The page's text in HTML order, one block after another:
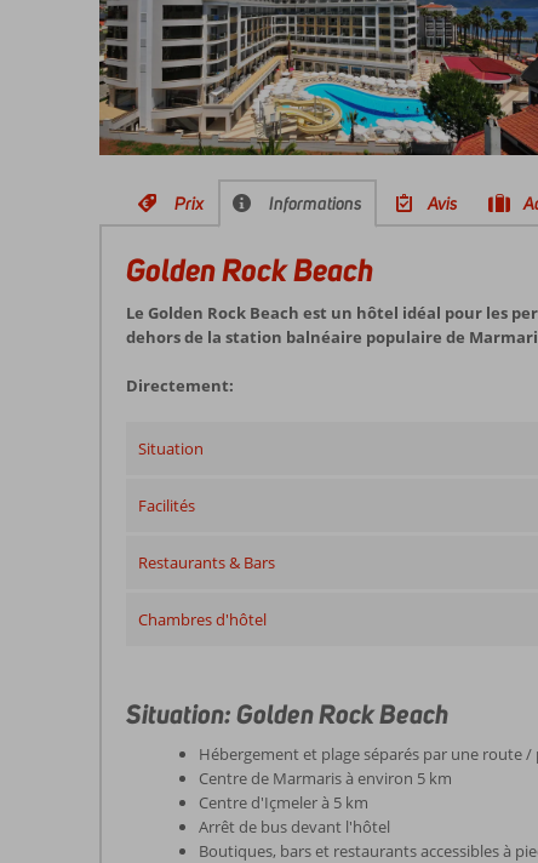
Prix Informations Avis
Golden Rock Beach
Le Golden Rock Beach est un hôtel idéal pour les
dehors de la station balnéaire populaire de
Directement:
Situation
Facilités
Restaurants & Bars
Chambres d'hôtel
Situation: Golden Rock Beach
Hébergement et plage séparés par une route
Centre de Marmaris à environ 5 km
Centre d'Içmeler à 5 km
Arrêt de bus devant l'hôtel
Boutiques, bars et restaurants accessibles à